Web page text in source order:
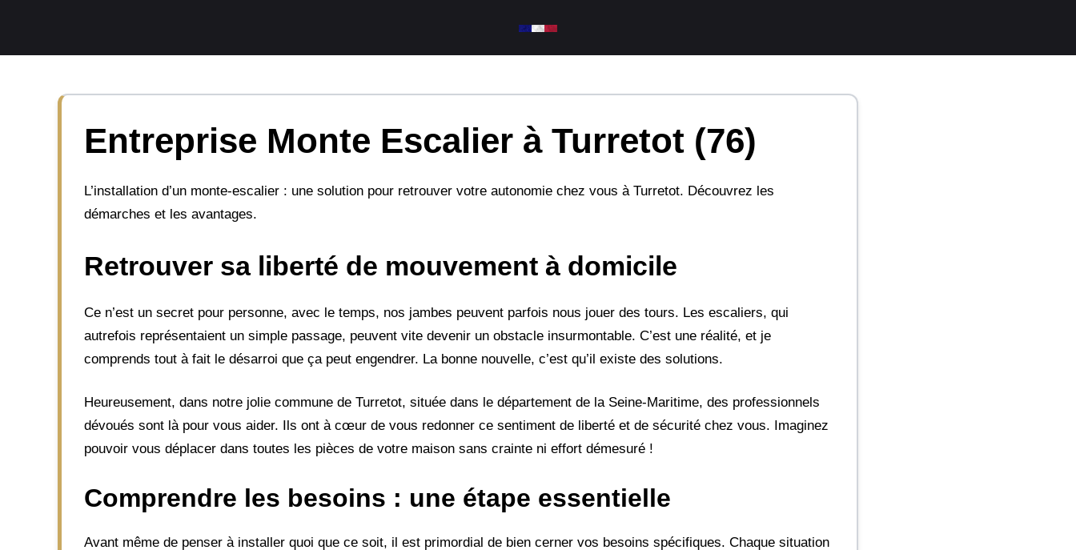
contenu
Entreprise Monte Escalier à Turretot (76)
L’installation d’un monte-escalier : une solution pour retrouver votre autonomie chez vous à Turretot. Découvrez les
démarches et les avantages.
Retrouver sa liberté de mouvement à domicile
Ce n’est un secret pour personne, avec le temps, nos jambes peuvent parfois nous jouer des tours. Les escaliers, qui
autrefois représentaient un simple passage, peuvent vite devenir un obstacle insurmontable. C’est une réalité, et je
comprends tout à fait le désarroi que ça peut engendrer. La bonne nouvelle, c’est qu’il existe des solutions.
Heureusement, dans notre jolie commune de Turretot, située dans le département de la Seine-Maritime, des professionnels
dévoués sont là pour vous aider. Ils ont à cœur de vous redonner ce sentiment de liberté et de sécurité chez vous. Imaginez
pouvoir vous déplacer dans toutes les pièces de votre maison sans crainte ni effort démesuré !
Comprendre les besoins : une étape essentielle
Avant même de penser à installer quoi que ce soit, il est primordial de bien cerner vos besoins spécifiques. Chaque situation